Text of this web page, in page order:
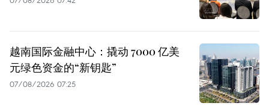
越南国际金融中心：撬动 7000 亿美
元绿色资金的“新钥匙”
07/08/2026 07:25